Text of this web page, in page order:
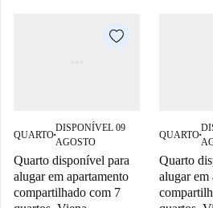
QUARTO■
DISPONÍVEL 09
AGOSTO
Quarto disponível para
alugar em apartamento
compartilhado com 7
QUARTO■
Quarto
alugar em